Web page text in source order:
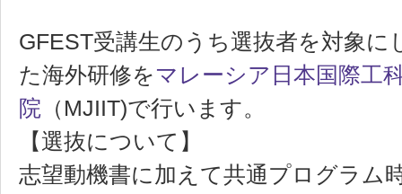
GFEST受講生のうち選抜者を対象に
た海外研修をマレーシア日本国際工
院 （MJIIT)で行います。
【選抜について】
志望動機書に加えて共通プログラム